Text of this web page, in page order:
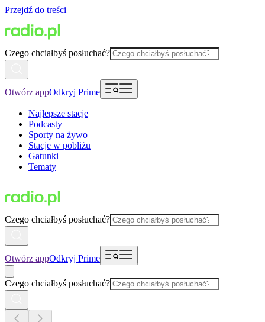
Przejdź do treści
Czego chciałbyś posłuchać?
Otwórz appOdkryj Prime
Najlepsze stacje
Podcasty
Sporty na żywo
Stacje w pobliżu
Gatunki
Tematy
Czego chciałbyś posłuchać?
Otwórz appOdkryj Prime
Czego chciałbyś posłuchać?